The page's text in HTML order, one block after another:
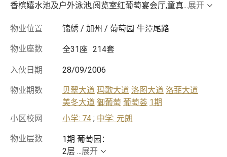
香槟嬉水池及户外泳池,阅览室红葡萄宴会厅,童真...展开
物业位置 锦綉 / 加州 / 葡萄园 牛潭尾路
物业座数 全31座 214套
入伙日期 28/09/2006
物业期数 贝翠大道 玛歌大道 洛图大道 洛菲大道
美冬大道 御葡萄 葡萄荟 1期
小区校网
小学: 74 ; 中学: 元朗
物业层数
1期 葡萄园：
2层 ...展开